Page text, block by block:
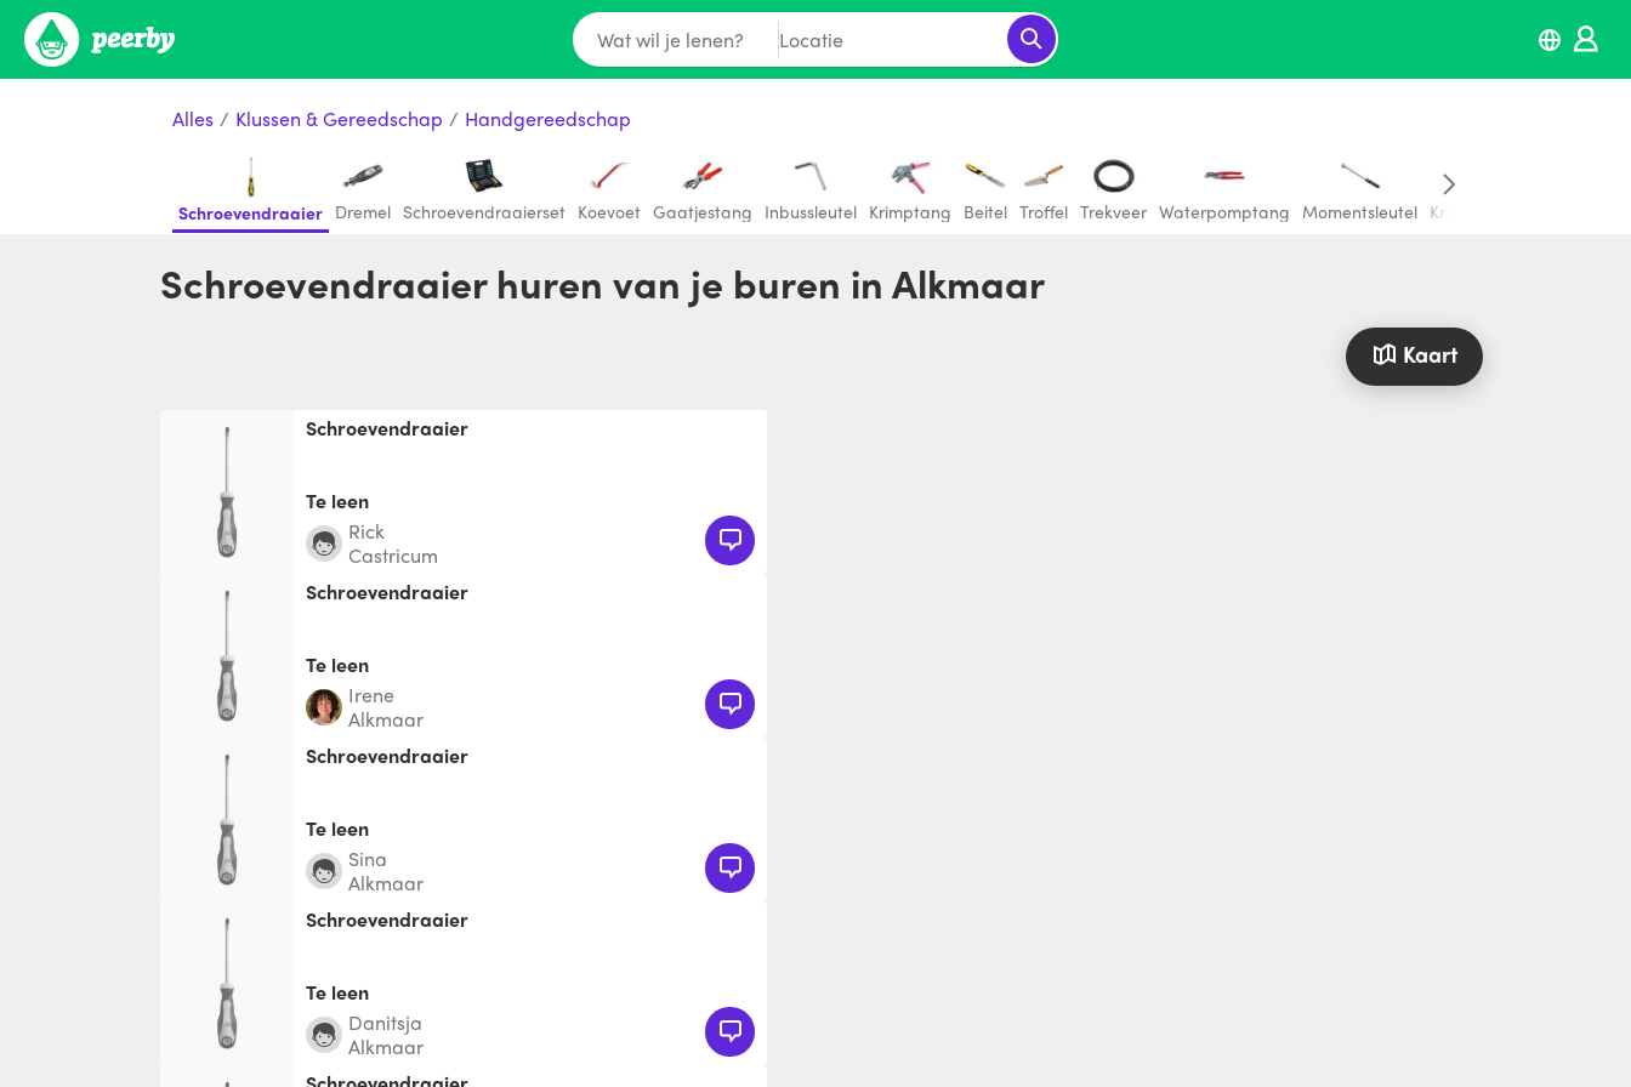
Wat wil je lenen? Locatie
Alles / Klussen & Gereedschap / Handgereedschap
Schroevendraaier Dremel Schroevendraaierset Koevoet Gaatjestang Inbussleutel Krimptang Beitel Troffel Trekveer Waterpomptang Momentsleutel Kruiskopschroevendraaier
Schroevendraaier huren van je buren in Alkmaar
Kaart
Schroevendraaier
Te leen
Rick
Castricum
Schroevendraaier
Te leen
Irene
Alkmaar
Schroevendraaier
Te leen
Sina
Alkmaar
Schroevendraaier
Te leen
Danitsja
Alkmaar